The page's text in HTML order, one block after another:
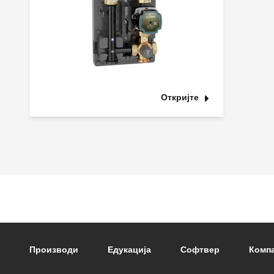
Откријте
Footer main navigation
Производи Едукација Софтвер